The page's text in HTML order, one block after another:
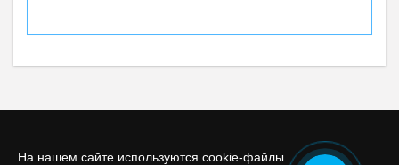
На нашем сайте используются cookie-файлы.